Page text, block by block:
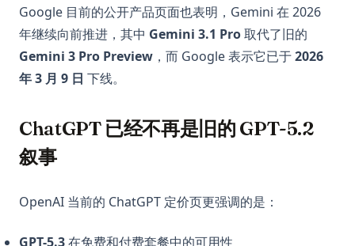
Google 目前的公开产品页面也表明，Gemini 在 2026
年继续向前推进，其中 Gemini 3.1 Pro取代了旧的
Gemini 3 Pro Preview ，而 Google 表示它已于2026
年 3 月 9 日 下线。
ChatGPT 已经不再是旧的 GPT-5.2
叙事
OpenAI 当前的 ChatGPT 定价页更强调的是：
GPT-5.3在免费和付费套餐中的可用性